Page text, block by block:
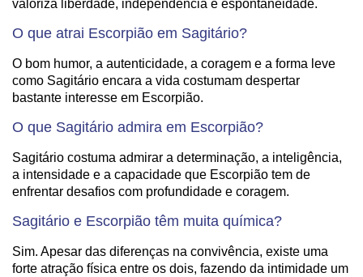
valoriza liberdade, independência e espontaneidade.
O que atrai Escorpião em Sagitário?
O bom humor, a autenticidade, a coragem e a forma leve
como Sagitário encara a vida costumam despertar
bastante interesse em Escorpião.
O que Sagitário admira em Escorpião?
Sagitário costuma admirar a determinação, a inteligência,
a intensidade e a capacidade que Escorpião tem de
enfrentar desafios com profundidade e coragem.
Sagitário e Escorpião têm muita química?
Sim. Apesar das diferenças na convivência, existe uma
forte atração física entre os dois, fazendo da intimidade um